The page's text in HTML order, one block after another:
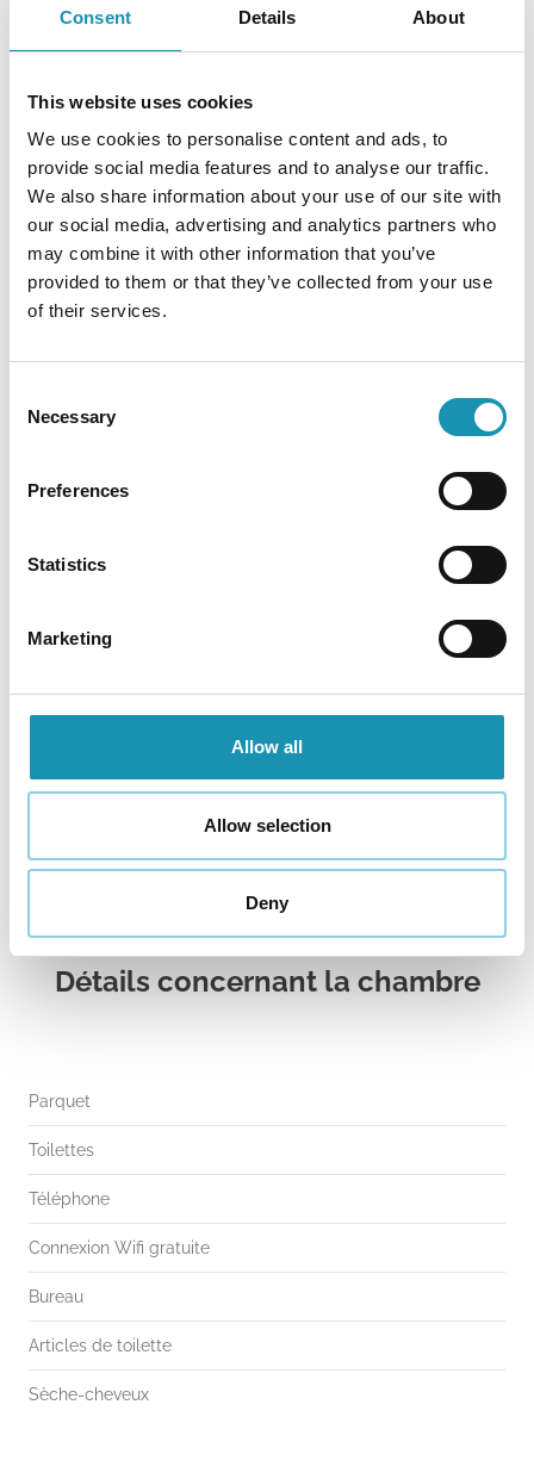
Consent Details About
This website uses cookies
We use cookies to personalise content and ads, to
provide social media features and to analyse our traffic.
We also share information about your use of our site with
our social media, advertising and analytics partners who
may combine it with other information that you’ve
provided to them or that they’ve collected from your use
of their services.
Selection
Necessary
Preferences
Statistics
Marketing
Allow all
Allow selection
Deny
mezzanine pour accueillir une 3ème personne
Détails concernant la chambre
Parquet
Toilettes
Téléphone
Connexion Wifi gratuite
Bureau
Articles de toilette
Sèche-cheveux